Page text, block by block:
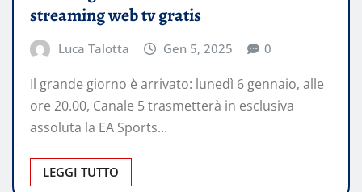
streaming web tv gratis
Luca Talotta Gen 5, 2025 0
Il grande giorno è arrivato: lunedì 6 gennaio, alle
ore 20.00, Canale 5 trasmetterà in esclusiva
assoluta la EA Sports…
LEGGI TUTTO